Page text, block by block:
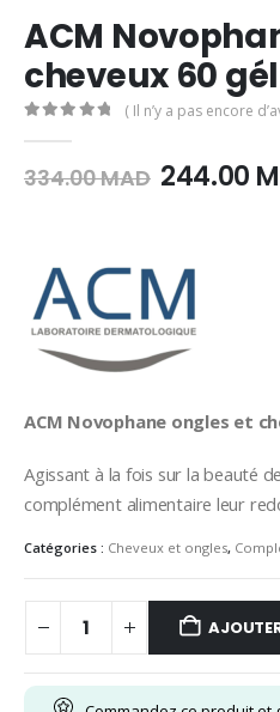
ACM
cheveux 60
( Il n’y a pas encore
334.00MAD Le
334.00
MAD.
244.00
ACM Novophane ongles et
Agissant à la fois sur la beauté
complément alimentaire leur
Catégories : Cheveux et ongles,